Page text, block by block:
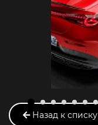
Назад к списку